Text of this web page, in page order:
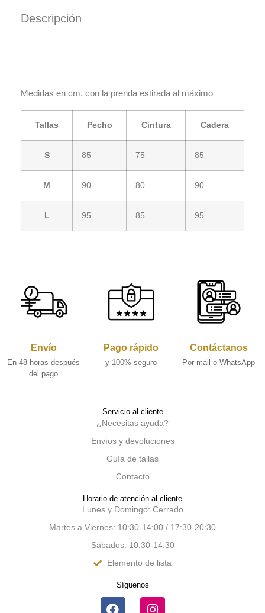
Descripción
Medidas en cm. con la prenda estirada al máximo
Tallas Pecho Cintura Cadera
S 85 75 85
M 90 80 90
L 95 85 95
Envío
En 48 horas después
del pago
Pago rápido
y 100% seguro
Contáctanos
Por mail o WhatsApp
Servicio al cliente
¿Necesitas ayuda?
Envíos y devoluciones
Guía de tallas
Contacto
Horario de atención al cliente
Lunes y Domingo: Cerrado
Martes a Viernes: 10:30-14:00 / 17:30-20:30
Sábados: 10:30-14:30
Elemento de lista
Síguenos